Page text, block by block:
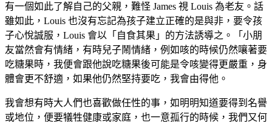
有一個如此了解自己的父親，難怪 James 視 Louis 為老友。話
雖如此，Louis 也沒有忘記為孩子建立正確的是與非，要令孩
子心悅誠服，Louis 會以「自食其果」的方法誘導之。「小朋
友當然會有情緒，有時兒子鬧情緒，例如咳的時候仍然嚷著要
吃糖果時，我便會跟他說吃糖果後可能是令咳變得更嚴重，身
體會更不舒適，如果他仍然堅持要吃，我會由得他。
我會想有時大人們也喜歡做任性的事，如明明知道要得到名譽
或地位，便要犠牲健康或家庭，也一意孤行的時候，我們又何